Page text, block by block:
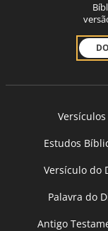
Versículos
Estudos
Versículo do
Palavra do
Antigo